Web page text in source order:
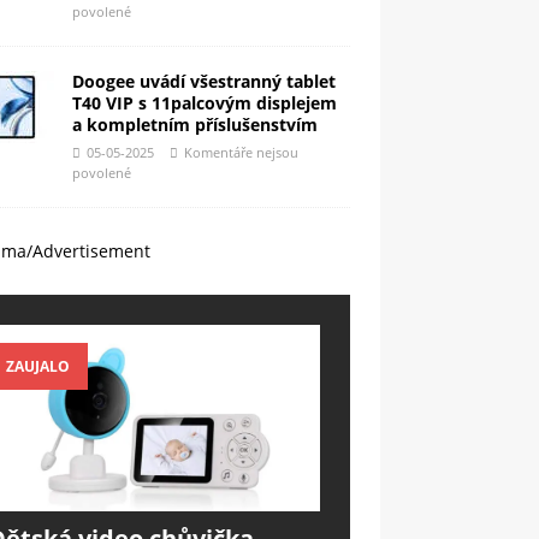
povolené
Doogee uvádí všestranný tablet
T40 VIP s 11palcovým displejem
a kompletním příslušenstvím
05-05-2025
Komentáře nejsou
povolené
Advertisement
ZAUJALO